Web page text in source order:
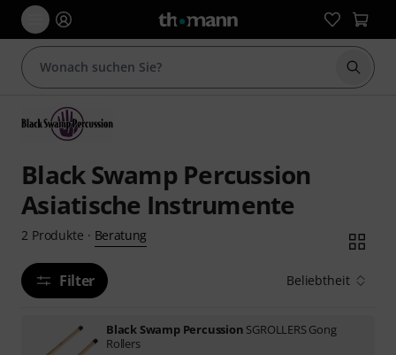
Suche
Black Swamp Percussion
Asiatische Instrumente
2 Produkte · Beratung
Filter Beliebtheit
Black Swamp Percussion SGROLLERS Gong
Rollers